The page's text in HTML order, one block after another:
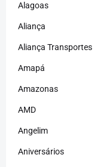
Alagoas
Aliança
Aliança Transportes
Amapá
Amazonas
AMD
Angelim
Aniversários